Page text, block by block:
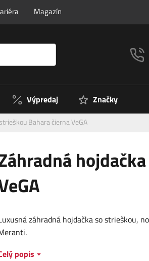
Magazín
Výpredaj Značky
Bahara čierna VeGA
záhradná hojdačka so strieškou,
popis